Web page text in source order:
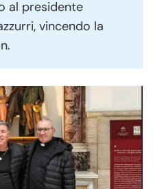
al presidente
vincendo la